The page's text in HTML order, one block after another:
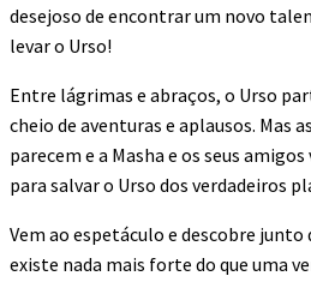
desejoso de encontrar um novo
levar o Urso!
Entre lágrimas e abraços, o Urso
cheio de aventuras e aplausos. Mas
parecem e a Masha e os seus
para salvar o Urso dos verdadeiros
Vem ao espetáculo e descobre junto
existe nada mais forte do que uma